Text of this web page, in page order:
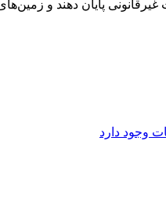
پایان دهند و
وجود دارد